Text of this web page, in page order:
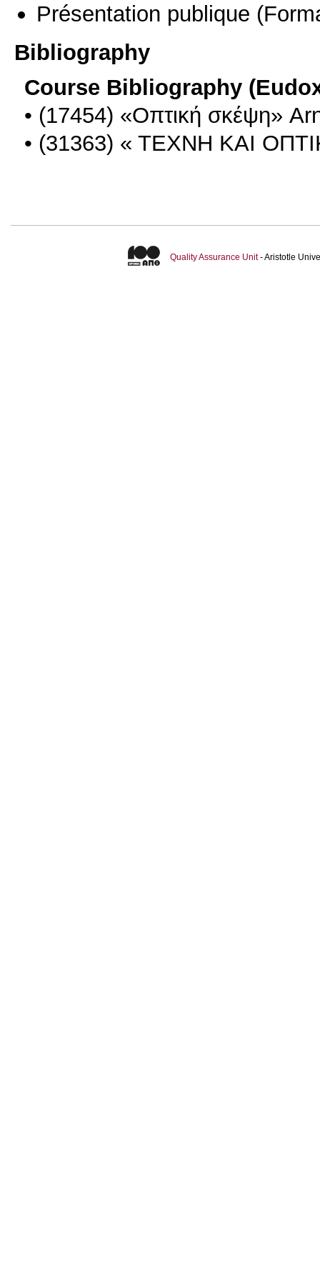
Présentation publique
Bibliography
Course Bibliography
• (17454) «Οπτική σκέψη»
• (31363) « TEXNH KAI
Quality Assurance Unit- Aristotle